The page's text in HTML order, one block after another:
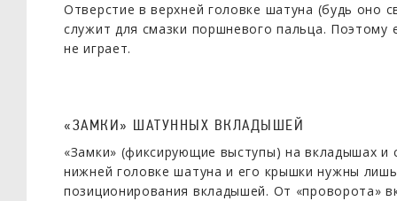
Отверстие в верхней головке шатуна (будь оно
служит для смазки поршневого пальца. Поэтому
не играет.
«ЗАМКИ» ШАТУННЫХ ВКЛАДЫШЕЙ
«Замки» (фиксирующие выступы) на вкладышах и
нижней головке шатуна и его крышки нужны
позиционирования вкладышей. От «проворота»